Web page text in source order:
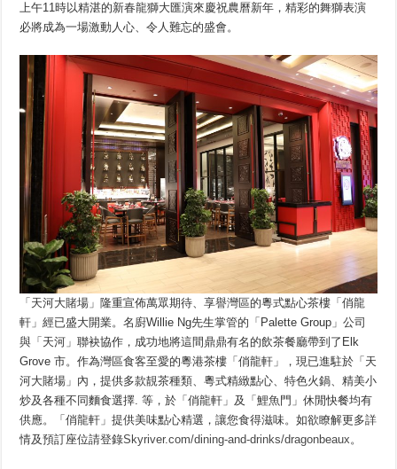
上午11時以精湛的新春龍獅大匯演來慶祝農曆新年，精彩的舞獅表演
必將成為一場激動人心、令人難忘的盛會。
「天河大賭場」隆重宣佈萬眾期待、享譽灣區的粵式點心茶樓「俏龍
軒」經已盛大開業。名廚Willie Ng先生掌管的「Palette Group」公司
與「天河」聯袂協作，成功地將這間鼎鼎有名的飲茶餐廳帶到了Elk
Grove 市。作為灣區食客至愛的粵港茶樓「俏龍軒」，現已進駐於「天
河大賭場」內，提供多款靚茶種類、粵式精緻點心、特色火鍋、精美小
炒及各種不同麵食選擇. 等，於「俏龍軒」及「鯉魚門」休閒快餐均有
供應。「俏龍軒」提供美味點心精選，讓您食得滋味。如欲瞭解更多詳
情及預訂座位請登錄Skyriver.com/dining-and-drinks/dragonbeaux。